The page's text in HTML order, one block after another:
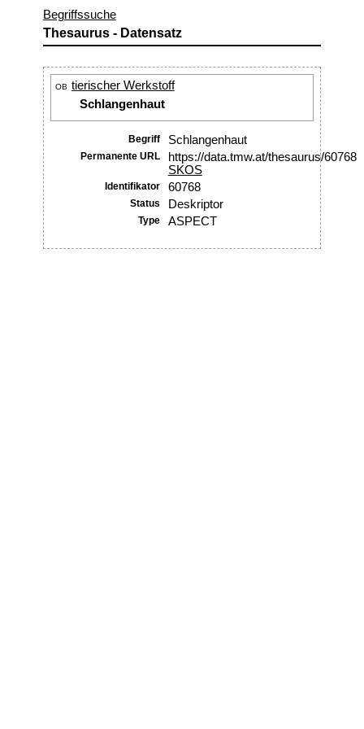
Begriffssuche
Thesaurus - Datensatz
OB tierischer Werkstoff
Schlangenhaut
Begriff Schlangenhaut
Permanente URL
https://data.tmw.at/thesaurus/60768
SKOS
Identifikator 60768
Status Deskriptor
Type ASPECT